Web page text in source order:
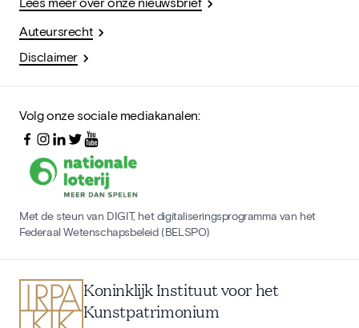
Auteursrecht
Disclaimer
Volg onze sociale mediakanalen:
Met de steun van DIGIT, het digitaliseringsprogramma van het
Federaal Wetenschapsbeleid (BELSPO)
Koninklijk Instituut voor het
Kunstpatrimonium